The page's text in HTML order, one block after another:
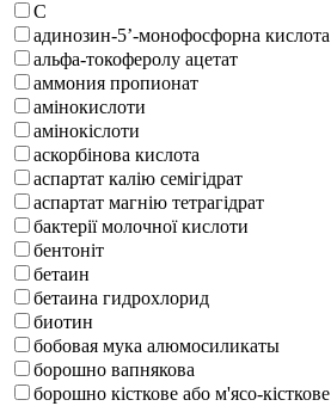
С
адинозин-5’-монофосфорна кислота
альфа-токоферолу ацетат
аммония пропионат
амінокислоти
амінокіслоти
аскорбінова кислота
аспартат калію семігідрат
аспартат магнію тетрагідрат
бактерії молочної кислоти
бентоніт
бетаин
бетаина гидрохлорид
биотин
бобовая мука алюмосиликаты
борошно вапнякова
борошно кісткове або м'ясо-кісткове